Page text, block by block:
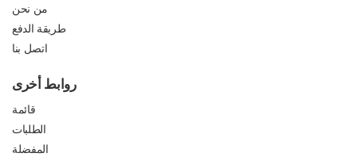
من نحن
طريقة الدفع
اتصل بنا
روابط أخرى
قائمة
الطلبات
المفضلة